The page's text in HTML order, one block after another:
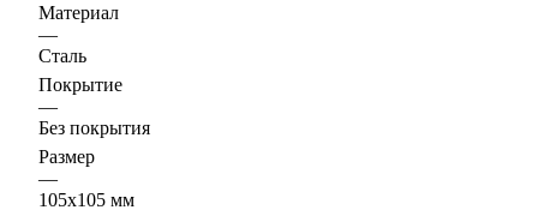
Материал
—
Сталь
Покрытие
—
Без покрытия
Размер
—
105х105 мм